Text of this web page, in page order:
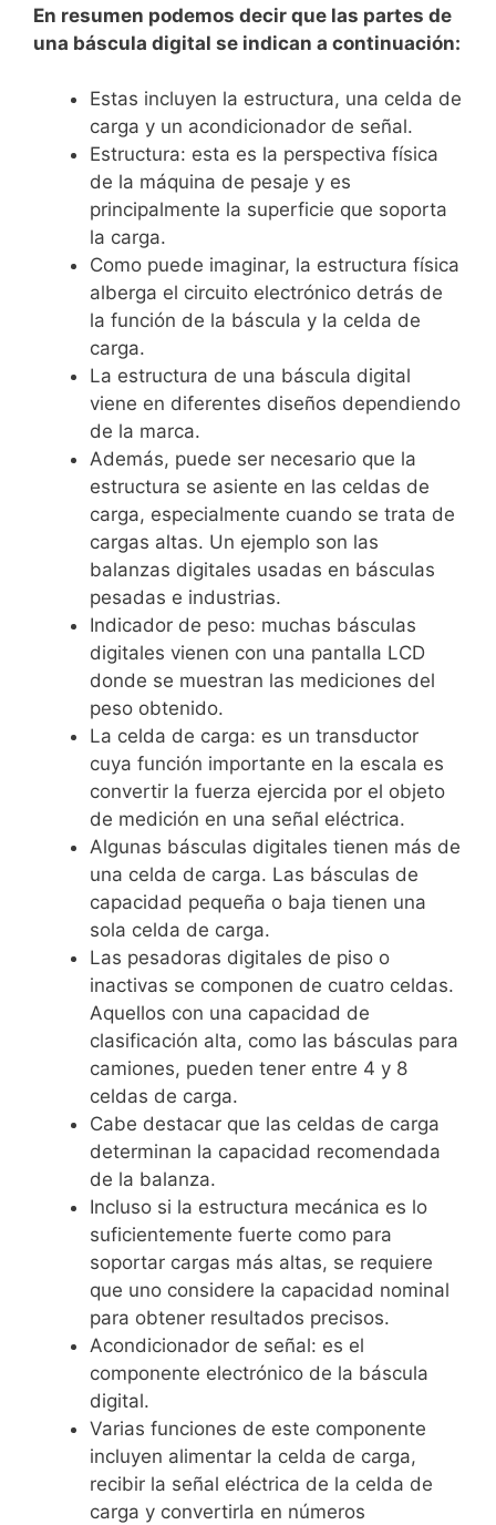
En resumen podemos decir que las partes de
una báscula digital se indican a continuación:
Estas incluyen la estructura, una celda de
carga y un acondicionador de señal.
Estructura: esta es la perspectiva física
de la máquina de pesaje y es
principalmente la superficie que soporta
la carga.
Como puede imaginar, la estructura física
alberga el circuito electrónico detrás de
la función de la báscula y la celda de
carga.
La estructura de una báscula digital
viene en diferentes diseños dependiendo
de la marca.
Además, puede ser necesario que la
estructura se asiente en las celdas de
carga, especialmente cuando se trata de
cargas altas. Un ejemplo son las
balanzas digitales usadas en básculas
pesadas e industrias.
Indicador de peso: muchas básculas
digitales vienen con una pantalla LCD
donde se muestran las mediciones del
peso obtenido.
La celda de carga: es un transductor
cuya función importante en la escala es
convertir la fuerza ejercida por el objeto
de medición en una señal eléctrica.
Algunas básculas digitales tienen más de
una celda de carga. Las básculas de
capacidad pequeña o baja tienen una
sola celda de carga.
Las pesadoras digitales de piso o
inactivas se componen de cuatro celdas.
Aquellos con una capacidad de
clasificación alta, como las básculas para
camiones, pueden tener entre 4 y 8
celdas de carga.
Cabe destacar que las celdas de carga
determinan la capacidad recomendada
de la balanza.
Incluso si la estructura mecánica es lo
suficientemente fuerte como para
soportar cargas más altas, se requiere
que uno considere la capacidad nominal
para obtener resultados precisos.
Acondicionador de señal: es el
componente electrónico de la báscula
digital.
Varias funciones de este componente
incluyen alimentar la celda de carga,
recibir la señal eléctrica de la celda de
carga y convertirla en números